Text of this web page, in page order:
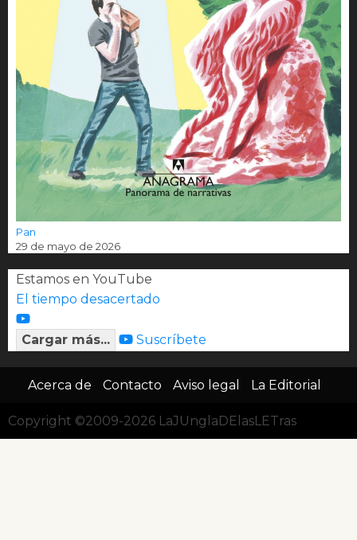
Pan
29 de mayo de 2026
Estamos en YouTube
El tiempo desacertado
Cargar más... Suscríbete
Acerca de Contacto Aviso legal La Editorial
Copyright ©2009-2026 LaJUnglaDElasLETras